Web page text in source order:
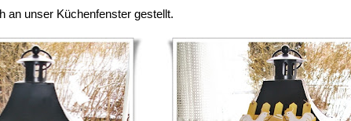
an unser Küchenfenster gestellt.